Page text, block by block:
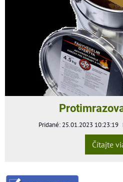
Pridané: 25.01.2023 10:23:19
Čítajte